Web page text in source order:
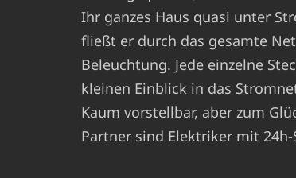
Ihr ganzes Haus quasi unter
fließt er durch das gesamte
Beleuchtung. Jede einzelne
kleinen Einblick in das
Kaum vorstellbar, aber zum
Partner sind Elektriker mit